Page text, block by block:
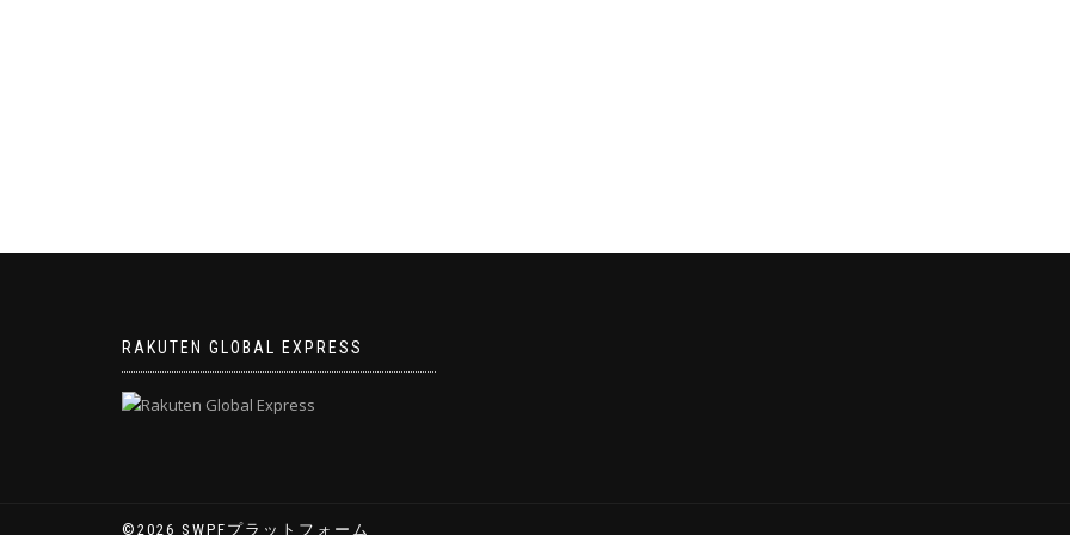
ョ
RAKUTEN GLOBAL EXPRESS
©2026 SWPFプラットフォーム